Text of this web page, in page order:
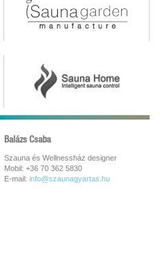
Balázs Csaba
Szauna és Wellnessház designer
Mobil: +36 70 362 5830
E-mail: info@szaunagyartas.hu